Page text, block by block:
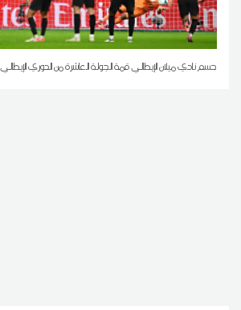
حسم نادي ميلان الإيطالي قمة الجولة العاشرة من الدوري